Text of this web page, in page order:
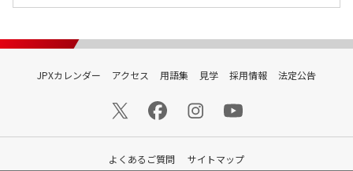
JPXカレンダー アクセス 用語集 見学 採用情報 法定公告
よくあるご質問
サイトマップ